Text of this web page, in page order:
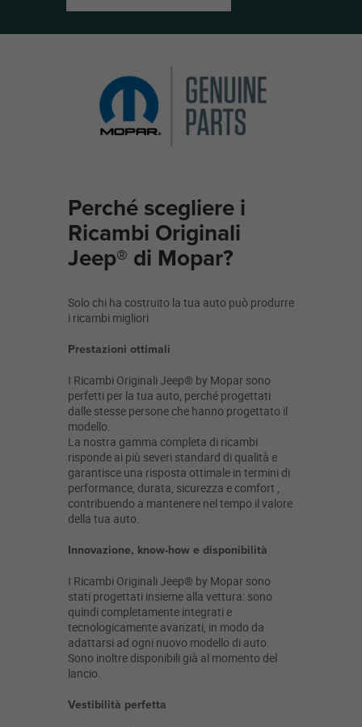
Perché scegliere i
Ricambi Originali
Jeep® di Mopar?
Solo chi ha costruito la tua auto può produrre
i ricambi migliori
Prestazioni ottimali
I Ricambi Originali Jeep® by Mopar sono
perfetti per la tua auto, perché progettati
dalle stesse persone che hanno progettato il
modello.
La nostra gamma completa di ricambi
risponde ai più severi standard di qualità e
garantisce una risposta ottimale in termini di
performance, durata, sicurezza e comfort ,
contribuendo a mantenere nel tempo il valore
della tua auto.
Innovazione, know-how e disponibilità
I Ricambi Originali Jeep® by Mopar sono
stati progettati insieme alla vettura: sono
quindi completamente integrati e
tecnologicamente avanzati, in modo da
adattarsi ad ogni nuovo modello di auto.
Sono inoltre disponibili già al momento del
lancio.
Vestibilità perfetta